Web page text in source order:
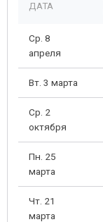
ДАТА
Ср. 8
апреля
Вт. 3 марта
Ср. 2
октября
Пн. 25
марта
Чт. 21
марта